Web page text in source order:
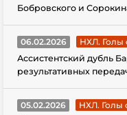
Бобровского и
06.02.2026
НХЛ. Голы
Ассистентский дубль
результативных
05.02.2026
НХЛ. Голы